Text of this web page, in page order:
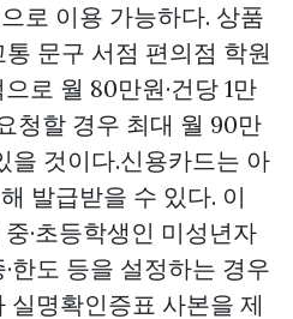
로 이용 가능하다. 상품
문구 서점 편의점 학원
로 월 80만원·건당 1만
청할 경우 최대 월 90만
을 것이다.신용카드는 아
발급받을 수 있다. 이
·초등학생인 미성년자
한도 등을 설정하는 경우
실명확인증표 사본을 제